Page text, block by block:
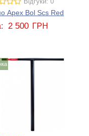
Відгуки: 0
Apex Bol Scs Red
2 500 ГРН